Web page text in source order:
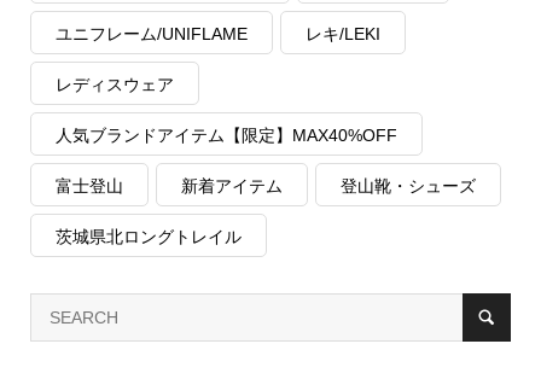
ユニフレーム/UNIFLAME レキ/LEKI
レディスウェア
人気ブランドアイテム【限定】MAX40%OFF
富士登山 新着アイテム 登山靴・シューズ
茨城県北ロングトレイル